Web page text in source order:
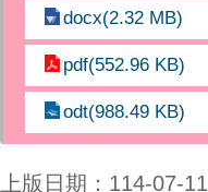
docx(2.32 MB)
pdf(552.96 KB)
odt(988.49 KB)
上版日期：114-07-11